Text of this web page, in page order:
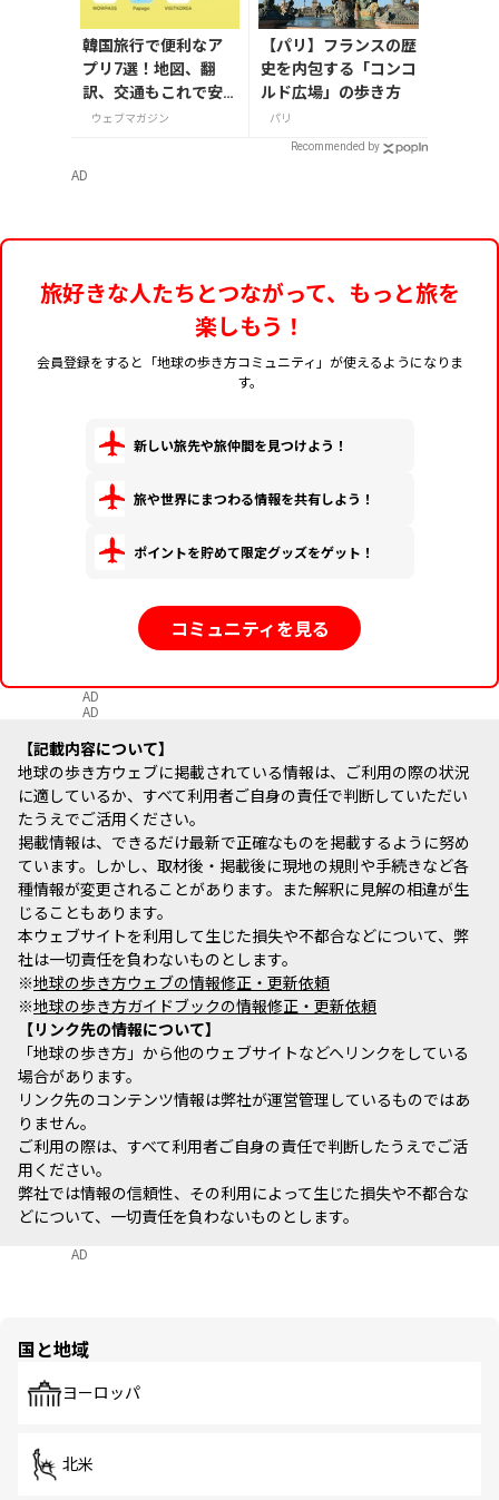
韓国旅行で便利なア
プリ7選！地図、翻
訳、交通もこれで安
心ウェブマガジン
【パリ】フランスの歴
史を内包する「コンコ
ルド広場」の歩き方
パリ
Recommended by
AD
旅好きな人たちとつながって、もっと旅を
楽しもう！
会員登録をすると「地球の歩き方コミュニティ」が使えるようになりま
す。
新しい旅先や旅仲間を見つけよう！
旅や世界にまつわる情報を共有しよう！
ポイントを貯めて限定グッズをゲット！
コミュニティを見る
AD
AD
記載内容について
地球の歩き方ウェブに掲載されている情報は、ご利用の際の状況
に適しているか、すべて利用者ご自身の責任で判断していただい
たうえでご活用ください。
掲載情報は、できるだけ最新で正確なものを掲載するように努め
ています。しかし、取材後・掲載後に現地の規則や手続きなど各
種情報が変更されることがあります。また解釈に見解の相違が生
じることもあります。
本ウェブサイトを利用して生じた損失や不都合などについて、弊
社は一切責任を負わないものとします。
※地球の歩き方ウェブの情報修正・更新依頼
※地球の歩き方ガイドブックの情報修正・更新依頼
リンク先の情報について
「地球の歩き方」から他のウェブサイトなどへリンクをしている
場合があります。
リンク先のコンテンツ情報は弊社が運営管理しているものではあ
りません。
ご利用の際は、すべて利用者ご自身の責任で判断したうえでご活
用ください。
弊社では情報の信頼性、その利用によって生じた損失や不都合な
どについて、一切責任を負わないものとします。
AD
国と地域
ヨーロッパ
北米